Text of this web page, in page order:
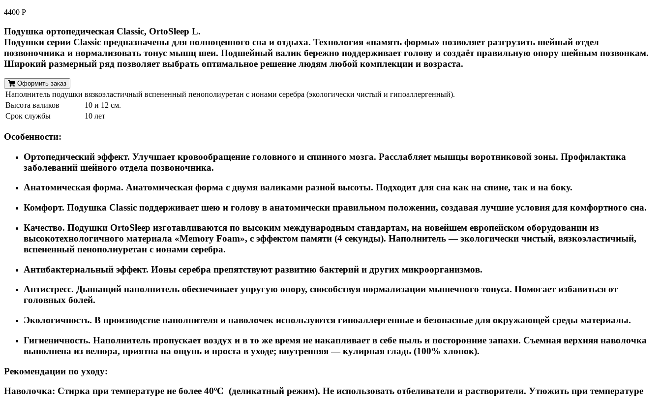
4400 Р
Подушка ортопедическая Classic, OrtoSleep L.
Подушки серии Classic предназначены для полноценного сна и отдыха. Технология «память формы» позволяет разгрузить шейный отдел
позвоночника и нормализовать тонус мышц шеи. Подшейный валик бережно поддерживает голову и создаёт правильную опору шейным позвонкам.
Широкий размерный ряд позволяет выбрать оптимальное решение людям любой комплекции и возраста.
Оформить заказ
Наполнитель подушки вязкоэластичный вспененный пенополиуретан с ионами серебра (экологически чистый и гипоаллергенный).
Высота валиков
10 и 12 см.
Срок службы
10 лет
Особенности:
Ортопедический эффект. Улучшает кровообращение головного и спинного мозга. Расслабляет мышцы воротниковой зоны. Профилактика
заболеваний шейного отдела позвоночника.
Анатомическая форма. Анатомическая форма с двумя валиками разной высоты. Подходит для сна как на спине, так и на боку.
Комфорт. Подушка Classic поддерживает шею и голову в анатомически правильном положении, создавая лучшие условия для комфортного сна.
Качество. Подушки OrtoSleep изготавливаются по высоким международным стандартам, на новейшем европейском оборудовании из
высокотехнологичного материала «Memory Foam», с эффектом памяти (4 секунды). Наполнитель — экологически чистый, вязкоэластичный,
вспененный пенополиуретан с ионами серебра.
Антибактериальный эффект. Ионы серебра препятствуют развитию бактерий и других микроорганизмов.
Антистресс. Дышащий наполнитель обеспечивает упругую опору, способствуя нормализации мышечного тонуса. Помогает избавиться от
головных болей.
Экологичность. В производстве наполнителя и наволочек используются гипоаллергенные и безопасные для окружающей среды материалы.
Гигиеничность. Наполнитель пропускает воздух и в то же время не накапливает в себе пыль и посторонние запахи. Съемная верхняя наволочка
выполнена из велюра, приятна на ощупь и проста в уходе; внутренняя — кулирная гладь (100% хлопок).
Рекомендации по уходу:
Наволочка: Стирка при температуре не более 40ºС (деликатный режим). Не использовать отбеливатели и растворители. Утюжить при температуре